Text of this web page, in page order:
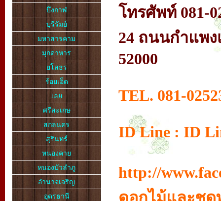
บึงกาฬ
บุรีรัมย์
มหาสารคาม
มุกดาหาร
ยโสธร
ร้อยเอ็ด
เลย
ศรีสะเกษ
สกลนคร
สุรินทร์
หนองคาย
หนองบัวลำภู
อำนาจเจริญ
อุดรธานี
โทรศัพท์ 081-
24 ถนนกำแพง
52000
TEL. 081-
ID Line : ID
http://